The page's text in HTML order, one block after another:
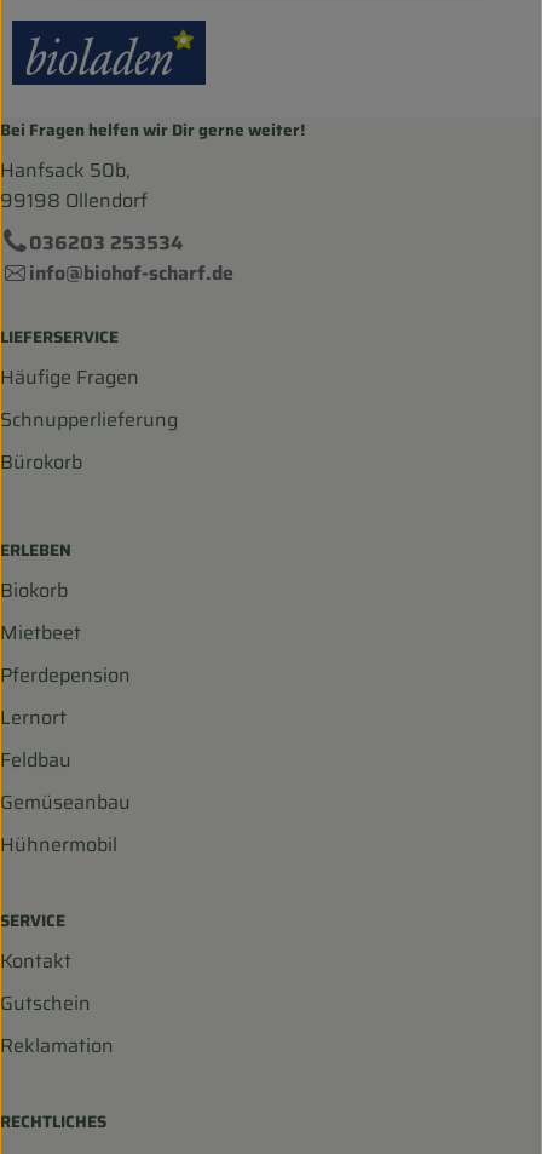
Bei Fragen helfen wir Dir gerne weiter!
Hanfsack 50b,
99198 Ollendorf
036203 253534
info@biohof-scharf.de
LIEFERSERVICE
Häufige Fragen
Schnupperlieferung
Bürokorb
ERLEBEN
Biokorb
Mietbeet
Pferdepension
Lernort
Feldbau
Gemüseanbau
Hühnermobil
SERVICE
Kontakt
Gutschein
Reklamation
RECHTLICHES